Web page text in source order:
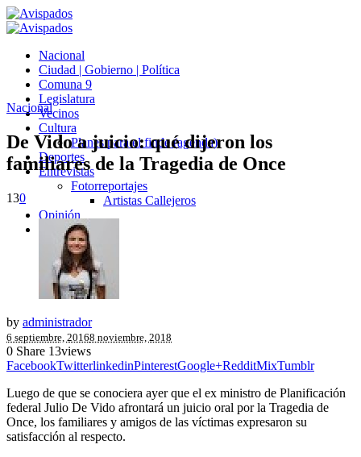
Nacional
Ciudad | Gobierno | Política
Comuna 9
Legislatura
Vecinos
Cultura
Planes para el finde (agenda)
Deportes
Entrevistas
Fotorreportajes
Artistas Callejeros
Opinión
Avispados TV
Nacional
De Vido a juicio: qué dijeron los
familiares de la Tragedia de Once
130
by administrador
6 septiembre, 20168 noviembre, 2018
0 Share 13views
FacebookTwitterlinkedinPinterestGoogle+RedditMixTumblr
Luego de que se conociera ayer que el ex ministro de Planificación
federal Julio De Vido afrontará un juicio oral por la Tragedia de
Once, los familiares y amigos de las víctimas expresaron su
satisfacción al respecto.